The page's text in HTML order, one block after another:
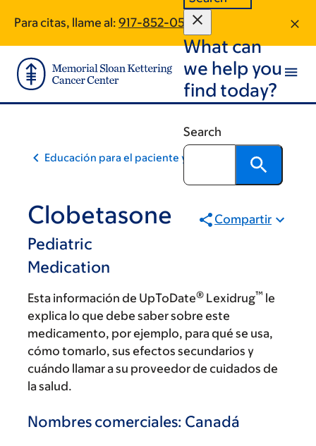
main
content
footer
Para citas, llame al: 917-852-0550
What can
we help you
find today?
Search
Educación para el paciente y la comunidad
Clobetasone
Pediatric
Medication
Compartir
Esta información de UpToDate® Lexidrug™ le
explica lo que debe saber sobre este
medicamento, por ejemplo, para qué se usa,
cómo tomarlo, sus efectos secundarios y
cuándo llamar a su proveedor de cuidados de
la salud.
Nombres comerciales: Canadá